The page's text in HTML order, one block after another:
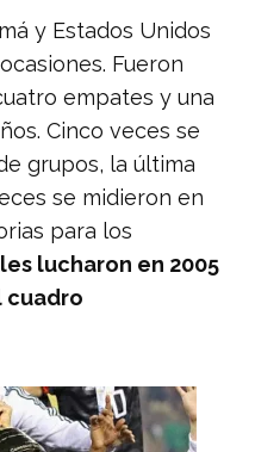
y Estados Unidos
Fueron
empates y una
Cinco veces se
grupos, la última
se midieron en
para los
lucharon en 2005
cuadro